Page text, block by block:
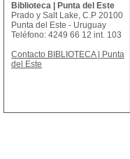
Biblioteca | Punta del Este
Prado y Salt Lake, C.P 20100
Punta del Este - Uruguay
Teléfono: 4249 66 12 int. 103
Contacto BIBLIOTECA | Punta
del Este